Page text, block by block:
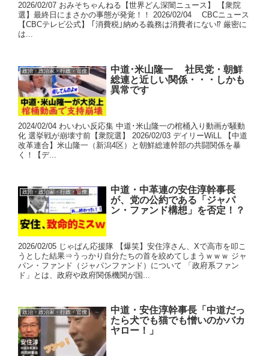
2026/02/07 おみそちゃんねる【世界どん深闇ニュース】 【衆院
選】最終日にまさかの事態が発覚！！ 2026/02/04 CBCニュース
【CBCテレビ公式】 ｢消費税｣納める義務は消費者にない⁉ 厳密に
は...
政治・政治家・行政・官僚
中道･米山隆一 社民党・朝鮮
総連と近しい関係・・・しかも
異常です
2024/02/04 わいわい反応集 中道･米山隆一の棺桶入り動画が騒動
化 選挙戦が崩壊寸前【衆院選】 2026/02/03 デイリーWiLL 【中道
改革連合】米山隆一（新潟4区）と朝鮮総連幹部の共闘関係を暴
く！【デ...
政治・政治家・行政・官僚
中道・中革連の安住淳幹事長
が、党の公約である「ジャパ
ン・ファンド構想」を否定！？
2026/02/05 じゃぱん応援隊 【爆笑】安住淳さん、Xで高市を叩こ
うとした結果⇒うっかり自分たちの首を絞めてしまうｗｗｗ ジャ
パン・ファンド（ジャパンファンド）について 「政府系ファン
ド」とは、政府や政府関係機関が国...
政治・政治家・行政・官僚
中道・安住淳幹事長「中道だっ
たら犬でも猫でも憎いのかバカ
ヤロー！」